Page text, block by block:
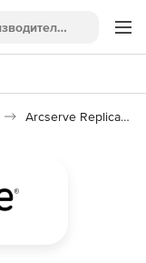
Arcserve Replication and High Availability 18.0